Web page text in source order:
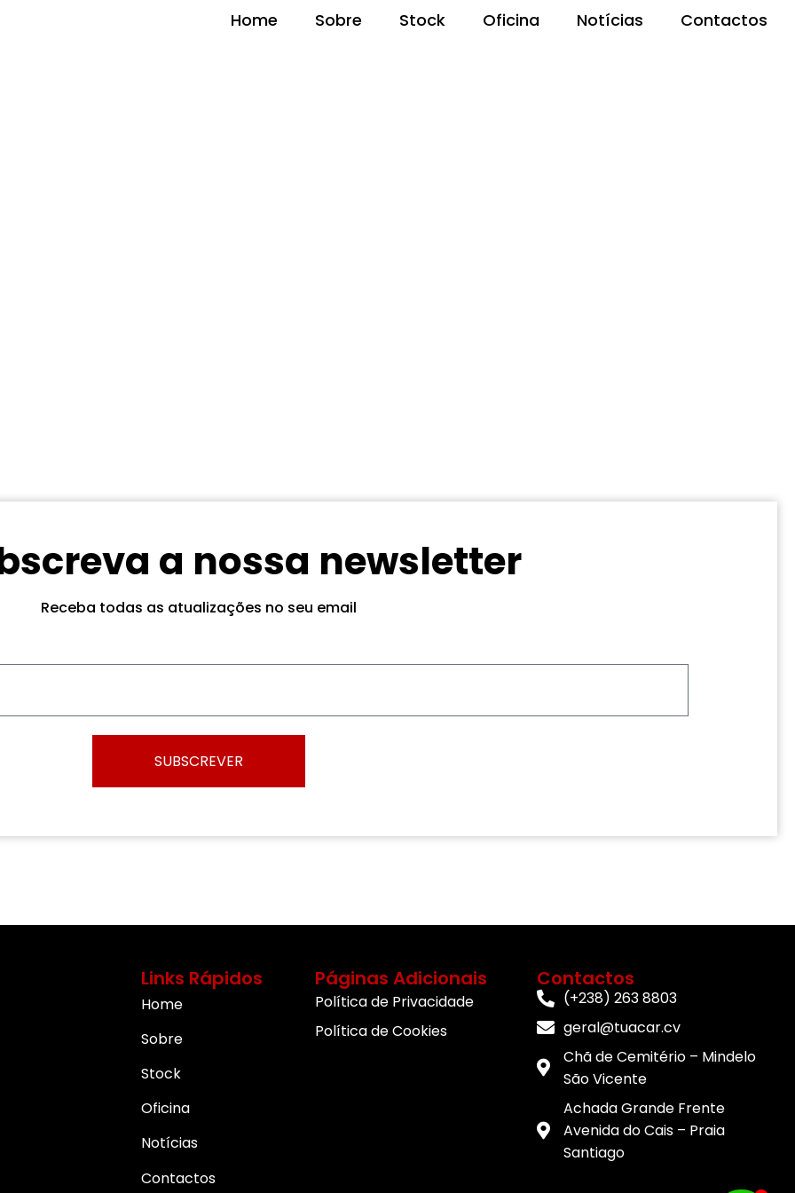
Home Sobre Stock Oficina Notícias Contactos
a nossa newsletter
Receba todas as atualizações no seu email
SUBSCREVER
Links Rápidos
Home
Sobre
Stock
Oficina
Notícias
Contactos
Páginas Adicionais
Política de Privacidade
Política de Cookies
Contactos
(+238) 263 8803
geral@tuacar.cv
Chã de Cemitério – Mindelo
São Vicente
Achada Grande Frente
Avenida do Cais – Praia
Santiago